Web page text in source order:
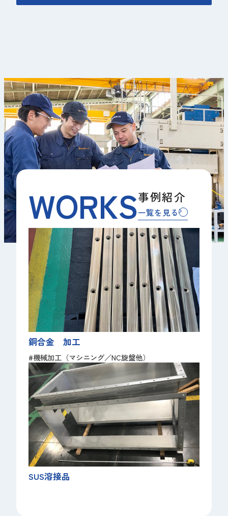
WORKS事例紹介
一覧を見る
銅合金 加工
#機械加工（マシニング／NC旋盤他）
SUS溶接品